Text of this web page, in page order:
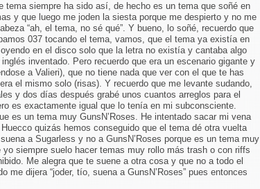
siempre ha sido así, de hecho es un tema que soñé en
y que luego me joden la siesta porque me despierto y no me
“ah, el tema, no sé qué”. Y bueno, lo soñé, recuerdo que
037 tocando el tema, vamos, que el tema ya existía en
en el disco solo que la letra no existía y cantaba algo
inventado. Pero recuerdo que era un escenario gigante y
a Valieri), que no tiene nada que ver con el que te has
el mismo solo (risas). Y recuerdo que me levante sudando,
y dos días después grabé unos cuantos arreglos para el
es exactamente igual que lo tenía en mi subconsciente.
es un tema muy GunsN’Roses. He intentado sacar mi vena
quizás hemos conseguido que el tema dé otra vuelta
a Sugarless y no a GunsN’Roses porque es un tema muy
siempre suelo hacer temas muy rollo más trash o con riffs
Me alegra que te suene a otra cosa y que no a todo el
dijera “joder, tío, suena a GunsN’Roses” pues entonces